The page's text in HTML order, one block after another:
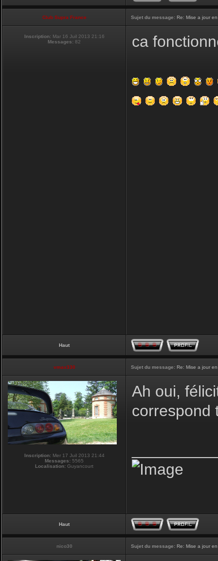
Club Supra France Sujet du message: Re: Mise a jour
Inscription: Mar 16 Juil 2013 21:16
Messages: 82 ca
Haut
vmax330 Sujet du message: Re: Mise a jour
Inscription:Mer 17 Juil 2013 21:44
Messages: 5565
Localisation: Guyancourt
Ah oui,
correspond
Haut
nico30 Sujet du message: Re: Mise a jour